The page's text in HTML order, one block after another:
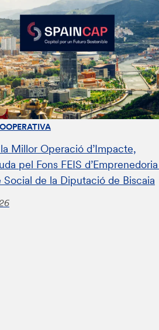
Millor Operació d’Impacte,
pel Fons FEIS
Social de la Diputació de Biscaia